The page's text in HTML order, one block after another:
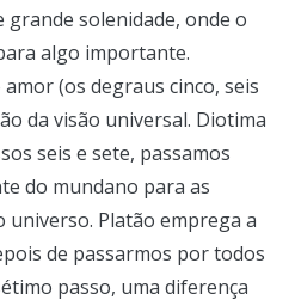
grande solenidade, onde o
algo importante.
(os degraus cinco, seis
da visão universal. Diotima
seis e sete, passamos
do mundano para as
universo. Platão emprega a
de passarmos por todos
passo, uma diferença